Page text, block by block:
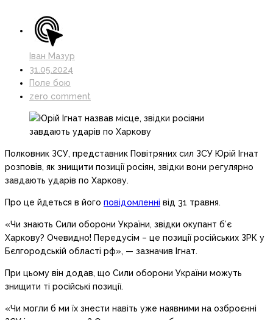
Іван Мазур
31.05.2024
Поле бою
zero comment
Полковник ЗСУ, представник Повітряних сил ЗСУ Юрій Ігнат
розповів, як знищити позиції росіян, звідки вони регулярно
завдають ударів по Харкову.
Про це йдеться в його повідомленні від 31 травня.
«Чи знають Сили оборони України, звідки окупант б’є
Харкову? Очевидно! Передусім – це позиції російських ЗРК у
Бєлгородській області рф», — зазначив Ігнат.
При цьому він додав, що Сили оборони України можуть
знищити ті російські позиції.
«Чи могли б ми їх знести навіть уже наявними на озброєнні